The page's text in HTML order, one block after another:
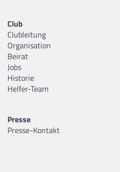
Club
Clubleitung
Organisation
Beirat
Jobs
Historie
Helfer-Team
Presse
Presse-Kontakt